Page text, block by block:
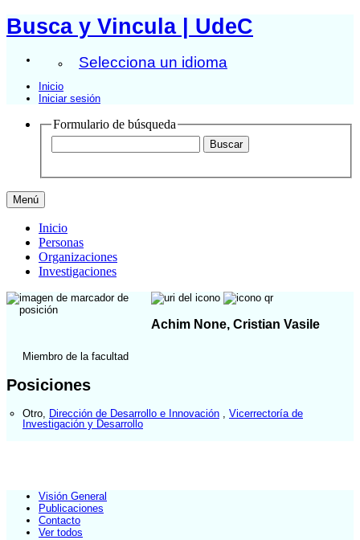
Busca y Vincula | UdeC
Selecciona un idioma
Inicio
Iniciar sesión
Formulario de búsqueda
Menú
Inicio
Personas
Organizaciones
Investigaciones
Achim None, Cristian Vasile
Miembro de la facultad
Posiciones
Otro Dirección de Desarrollo e Innovación
Vicerrectoría de
Investigación y Desarrollo
Visión General
Publicaciones
Contacto
Ver todos